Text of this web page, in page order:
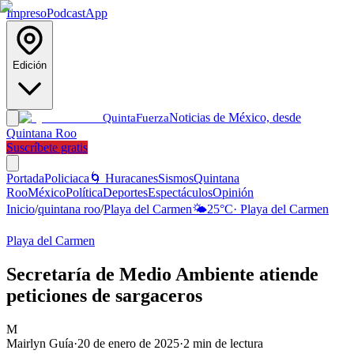
ImpresoPodcastApp
Edición
QuintaFuerzaNoticias de México, desde
Quintana Roo
Suscríbete gratis
PortadaPoliciaca 🌀 HuracanesSismosQuintana
RooMéxicoPolíticaDeportesEspectáculosOpinión
Inicio/quintana roo/Playa del Carmen🌤️25°C· Playa del Carmen
Playa del Carmen
Secretaría de Medio Ambiente atiende
peticiones de sargaceros
M
Mairlyn Guía·20 de enero de 2025·2 min de lectura